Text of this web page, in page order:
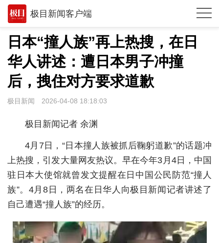
极目新闻客户端
推荐
观点
时政
湖北
环球
专题
极客圈
城建
日本“撞人族”再上热搜，在日
华人讲述：遭日本男子冲撞
后，拽住对方要求道歉
极目新闻 2026-04-08 18:18:03
极目新闻记者 余渊
4月7日，“日本撞人族被抓后鞠躬道歉”的话题冲
上热搜，引发大量网友热议。早在今年3月4日，中国
驻日本大使馆就曾发文提醒在日中国公民防范“撞人
族”。4月8日，两名在日华人向极目新闻记者讲述了
自己遭遇“撞人族”的经历。